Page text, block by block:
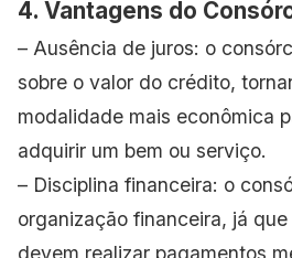
4. Vantagens do
– Ausência de juros: o
sobre o valor do crédito,
modalidade mais econômica
adquirir um bem ou serviço.
– Disciplina financeira: o
organização financeira, já
devem realizar pagamentos